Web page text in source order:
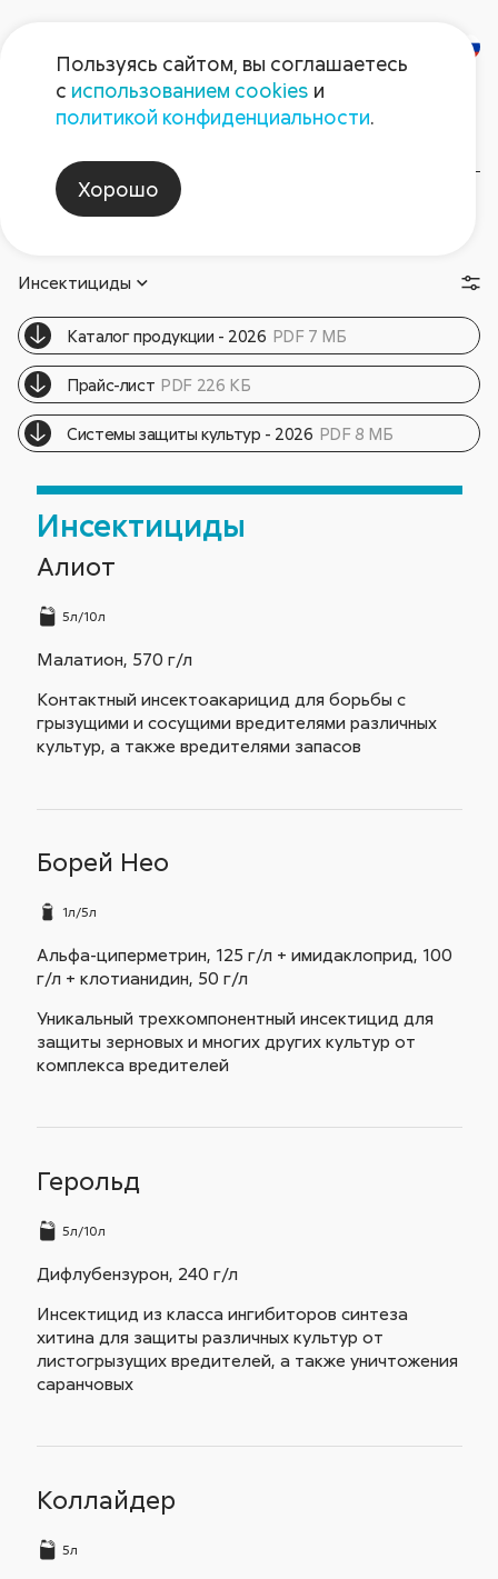
Соя
Рекомендуемые
препараты
Инсектициды
Каталог продукции - 2026 PDF 7 МБ
Прайс-лист PDF 226 КБ
Cистемы защиты культур - 2026 PDF 8 МБ
Инсектициды
Алиот
5л/10л
Малатион, 570 г/л
Контактный инсектоакарицид для борьбы с
грызущими и сосущими вредителями различных
культур, а также вредителями запасов
Борей Нео
1л/5л
Альфа-циперметрин, 125 г/л + имидаклоприд, 100
г/л + клотианидин, 50 г/л
Уникальный трехкомпонентный инсектицид для
защиты зерновых и многих других культур от
комплекса вредителей
Герольд
5л/10л
Дифлубензурон, 240 г/л
Инсектицид из класса ингибиторов синтеза
хитина для защиты различных культур от
листогрызущих вредителей, а также уничтожения
саранчовых
Коллайдер
5л
Пользуясь сайтом, вы соглашаетесь
с использованием cookies и
политикой конфиденциальности.
Хорошо